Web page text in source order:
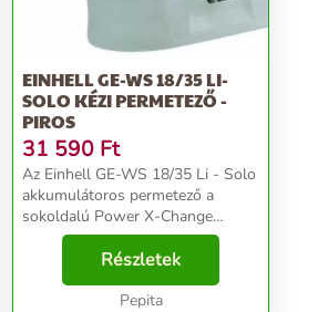
EINHELL GE-WS 18/35 LI-
SOLO KÉZI PERMETEZŐ -
PIROS
31 590 Ft
Az Einhell GE-WS 18/35 Li - Solo
akkumulátoros permetező a
sokoldalú Power X-Change
rendszercsalád tagja: használja
bátran a sorozat valamennyi
akkumulátorát az összes PXC
készülékhez! A permetező pra...
Részletek
Pepita